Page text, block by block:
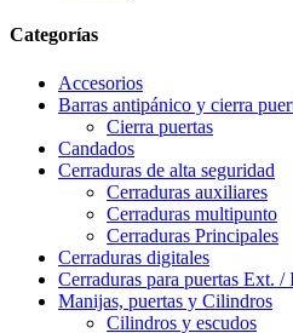
Categorías
Accesorios
Barras antipánico y cierra
Cierra puertas
Candados
Cerraduras de alta seguridad
Cerraduras auxiliares
Cerraduras multipunto
Cerraduras Principales
Cerraduras digitales
Cerraduras para puertas Ext. /
Manijas, puertas y Cilindros
Cilindros y escudos